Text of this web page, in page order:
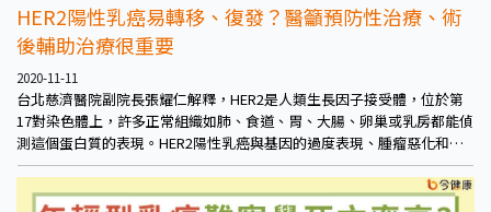
HER2陽性乳癌易轉移、復發？醫籲預防性治療、術
後輔助治療很重要
2020-11-11
台北慈濟醫院副院長張耀仁解釋，HER2是人類生長因子接受體，位於第
17對染色體上，許多正常組織如肺、食道、胃、大腸、卵巢或乳房都能偵
測這個蛋白質的表現。HER2陽性乳癌與基因的過度表現、腫瘤惡化和復
發極有關聯，平均每4至5位乳癌患者中有1位是HER2陽性乳癌患者。